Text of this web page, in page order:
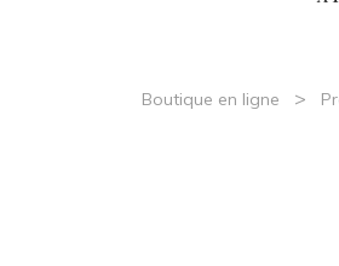
Boutique en ligne >